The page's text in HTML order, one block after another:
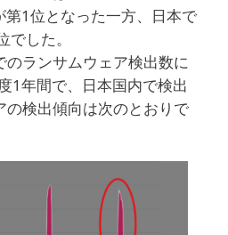
第1位となった一方、日本で
した。
ランサムウェア検出数に
1年間で、日本国内で検出
の検出傾向は次のとおりで